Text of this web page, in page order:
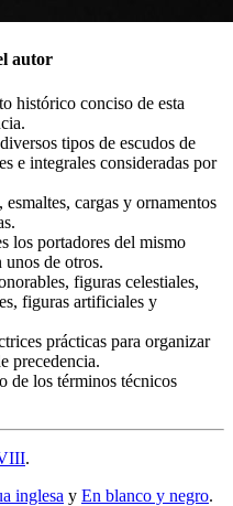
autor
histórico conciso de esta
tipos de escudos de
e integrales consideradas por
cargas y ornamentos
los portadores del mismo
unos de otros.
figuras celestiales,
figuras artificiales y
prácticas para organizar
precedencia.
de los términos técnicos
.
inglesa y En blanco y negro.